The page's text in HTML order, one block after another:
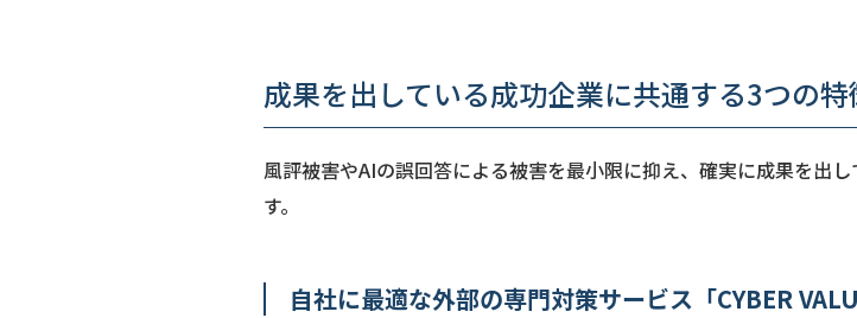
成果を出している成功企業に共通する3つの
風評被害やAIの誤回答による被害を最小限に抑え、確実に成果を出
す。
自社に最適な外部の専門対策サービス「CYBER